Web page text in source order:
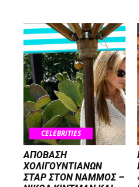
CELEBRITIES
ΑΠΟΒΑΣΗ
ΧΟΛΙΓΟΥΝΤΙΑΝΩΝ
ΣΤΑΡ ΣΤΟΝ NΑΜΜΟΣ –